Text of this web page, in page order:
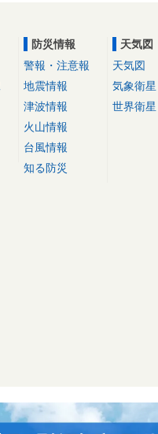
防災情報
警報・注意報
地震情報
津波情報
火山情報
台風情報
知る防災
天気図
天気図
気象衛星
世界衛星